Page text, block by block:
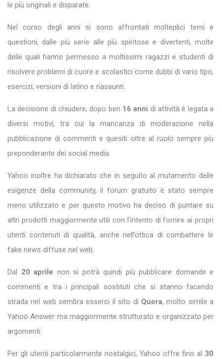
le più originali e disparate.
Nel corso degli anni si sono affrontati molteplici temi e
questioni, dalle più serie alle più spiritose e divertenti, molte
delle quali hanno permesso a moltissimi ragazzi e studenti di
risolvere problemi di cuore e scolastici come dubbi di vario tipo,
esercizi, versioni di latino e riassunti.
La decisione di chiudere, dopo ben 16 anni di attività è legata a
diversi motivi, tra cui la mancanza di moderazione nella
pubblicazione di commenti e quesiti oltre al ruolo sempre più
preponderante dei social media.
Yahoo inoltre ha dichiarato che in seguito al mutamento delle
esigenze della community, il forum gratuito è stato sempre
meno utilizzato e per questo motivo ha deciso di puntare su
altri prodotti maggiormente utili con l’intento di fornire ai propri
utenti contenuti di qualità, anche nell’ottica di combattere le
fake news diffuse nel web.
Dal 20 aprile non si potrà quindi più pubblicare domande e
commenti e tra i principali sostituti che si stanno facendo
strada nel web sembra esserci il sito di Quora, molto simile a
Yahoo Answer ma maggiormente strutturato e organizzato per
argomenti.
Per gli utenti particolarmente nostalgici, Yahoo offre fino al 30